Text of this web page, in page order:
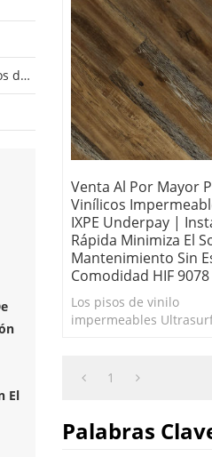
El
Venta Al Por Mayor
Vinílicos
IXPE Underpay |
Rápida Minimiza El
Mantenimiento Sin
Comodidad HIF 9078
Los pisos de vinilo
impermeables
cuentan con un núcleo
1
Palabras